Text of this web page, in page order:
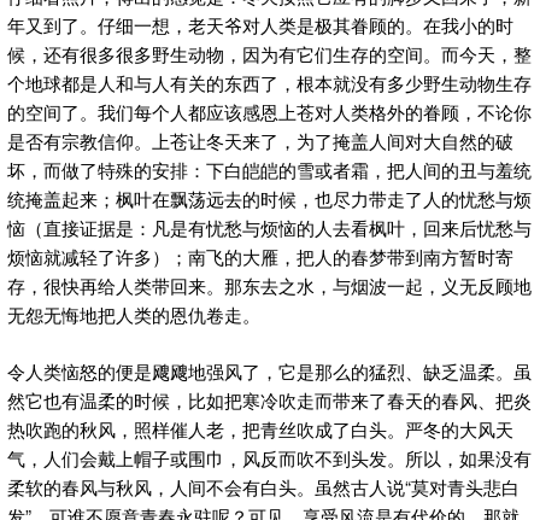
年又到了。仔细一想，老天爷对人类是极其眷顾的。在我小的时
候，还有很多很多野生动物，因为有它们生存的空间。而今天，整
个地球都是人和与人有关的东西了，根本就没有多少野生动物生存
的空间了。我们每个人都应该感恩上苍对人类格外的眷顾，不论你
是否有宗教信仰。上苍让冬天来了，为了掩盖人间对大自然的破
坏，而做了特殊的安排：下白皑皑的雪或者霜，把人间的丑与羞统
统掩盖起来；枫叶在飘荡远去的时候，也尽力带走了人的忧愁与烦
恼（直接证据是：凡是有忧愁与烦恼的人去看枫叶，回来后忧愁与
烦恼就减轻了许多）；南飞的大雁，把人的春梦带到南方暂时寄
存，很快再给人类带回来。那东去之水，与烟波一起，义无反顾地
无怨无悔地把人类的恩仇卷走。
令人类恼怒的便是飕飕地强风了，它是那么的猛烈、缺乏温柔。虽
然它也有温柔的时候，比如把寒冷吹走而带来了春天的春风、把炎
热吹跑的秋风，照样催人老，把青丝吹成了白头。严冬的大风天
气，人们会戴上帽子或围巾，风反而吹不到头发。所以，如果没有
柔软的春风与秋风，人间不会有白头。虽然古人说“莫对青头悲白